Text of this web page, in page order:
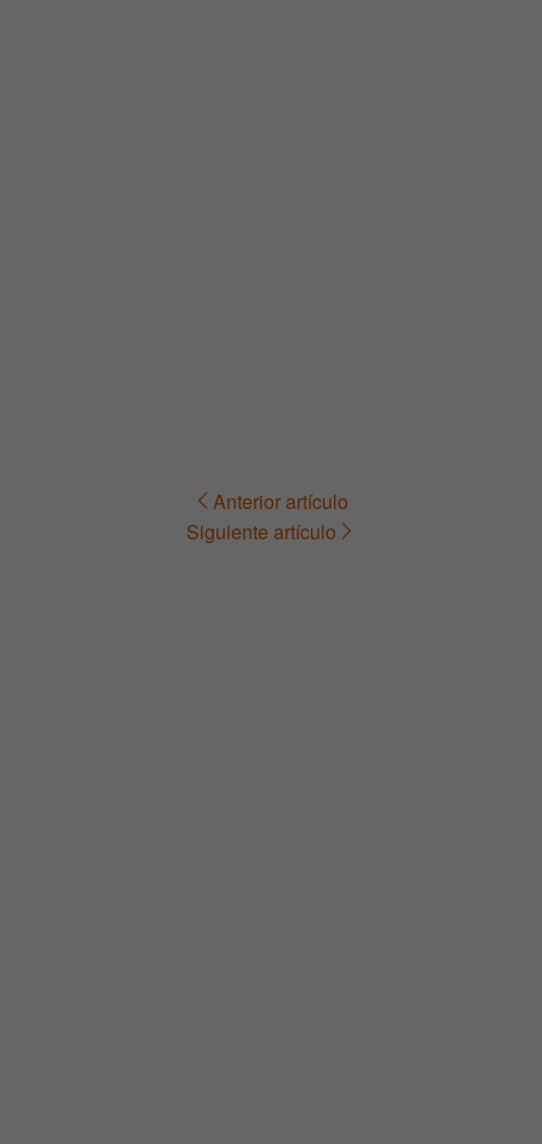
Navegación Anterior artículo
Siguiente artículo